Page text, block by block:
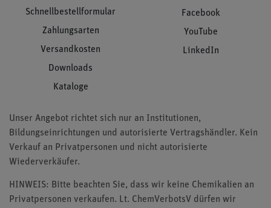
Schnellbestellformular
Zahlungsarten
Versandkosten
Downloads
Kataloge
Facebook
YouTube
LinkedIn
Unser Angebot richtet sich nur an Institutionen,
Bildungseinrichtungen und autorisierte Vertragshändler. Kein
Verkauf an Privatpersonen und nicht autorisierte
Wiederverkäufer.
HINWEIS: Bitte beachten Sie, dass wir keine Chemikalien an
Privatpersonen verkaufen. Lt. ChemVerbotsV dürfen wir